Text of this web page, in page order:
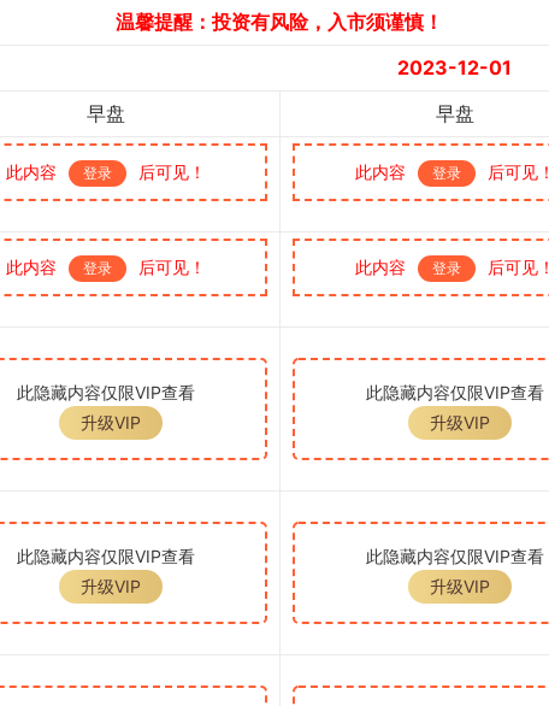
温馨提醒：投资有风险，入市须谨慎！
2023-12-01
早盘 早盘
此内容 登录 后可见！ 此内容 登录 后可见
此内容 登录 后可见！ 此内容 登录 后可见
此隐藏内容仅限VIP查看
升级VIP
此隐藏内容仅限VIP查看
升级VIP
此隐藏内容仅限VIP查看
升级VIP
此隐藏内容仅限VIP查看
升级VIP